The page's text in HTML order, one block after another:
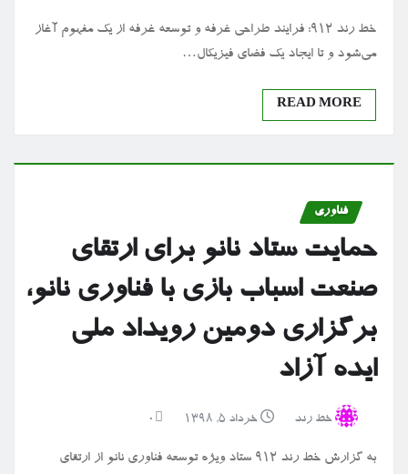
خط رند ۹۱۲: فرایند طراحی غرفه و توسعه غرفه از یک مفهوم آغاز
می‌شود و تا ایجاد یک فضای فیزیکال…
READ MORE
فناوری
حمایت ستاد نانو برای ارتقای
صنعت اسباب بازی با فناوری نانو،
برگزاری دومین رویداد ملی
ایده آزاد
خط رند خرداد ۵, ۱۳۹۸ 0
به گزارش خط رند ۹۱۲ ستاد ویژه توسعه فناوری نانو از ارتقای